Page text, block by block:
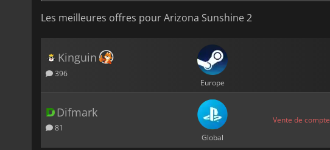
Les meilleures offres pour Arizona Sunshine 2
Kinguin
396
Europe
Difmark
81
Global
Vente de compte